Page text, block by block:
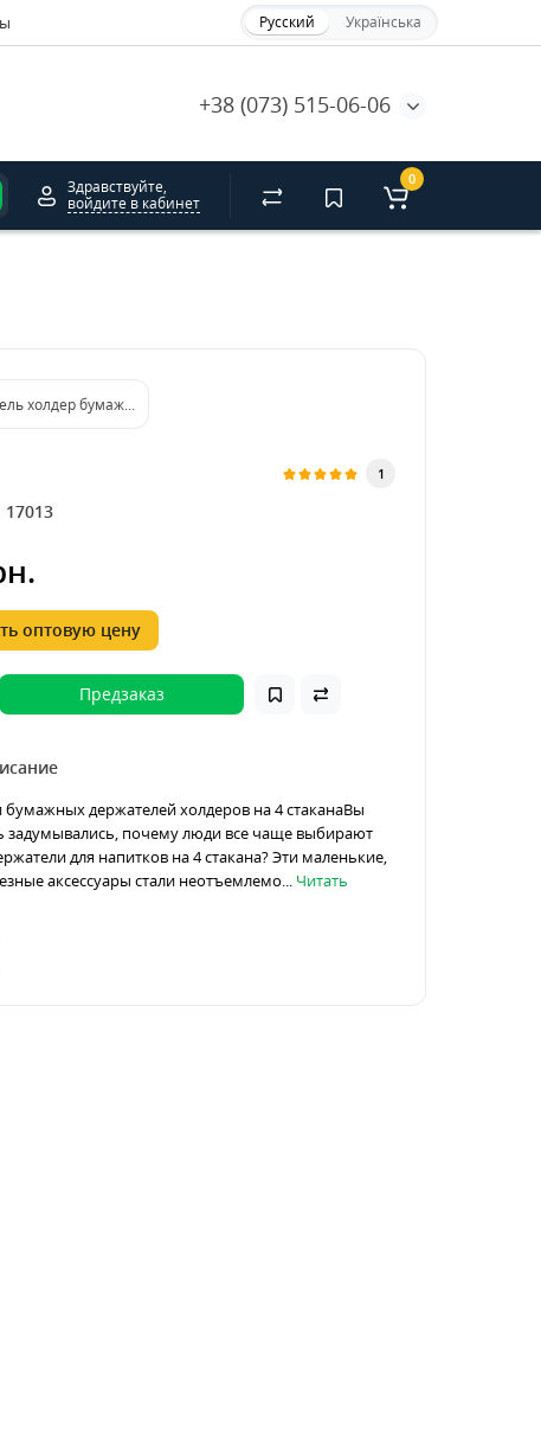
Русский Українська
+38 (073) 515-06-06
Здравствуйте,
войдите в кабинет
0
холдер бумажный на 2 стакана
1
17013
оптовую цену
Предзаказ
бумажных держателей холдеров на 4 стаканаВы
задумывались, почему люди все чаще выбирают
для напитков на 4 стакана? Эти маленькие,
аксессуары стали неотъемлемо... Читать